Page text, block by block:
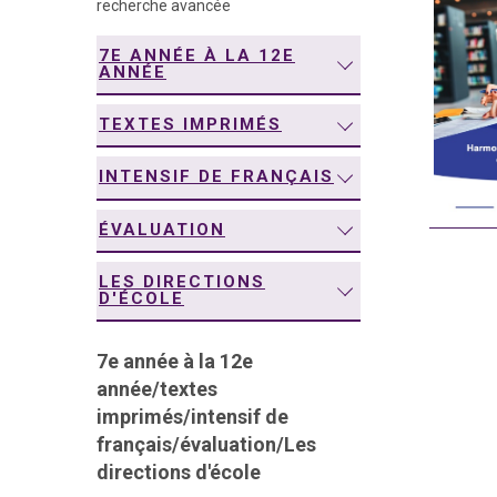
recherche avancée
7E ANNÉE À LA 12E
ANNÉE
TEXTES IMPRIMÉS
INTENSIF DE FRANÇAIS
ÉVALUATION
LES DIRECTIONS
D'ÉCOLE
7e année à la 12e
année/textes
imprimés/intensif de
français/évaluation/Les
directions d'école